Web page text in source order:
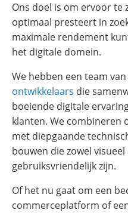
Ons doel is om ervoor te
optimaal presteert in
maximale rendement
het digitale domein.
We hebben een team
ontwikkelaars die
boeiende digitale
klanten. We combineren
met diepgaande
bouwen die zowel
gebruiksvriendelijk zijn.
Of het nu gaat om een
commerceplatform of